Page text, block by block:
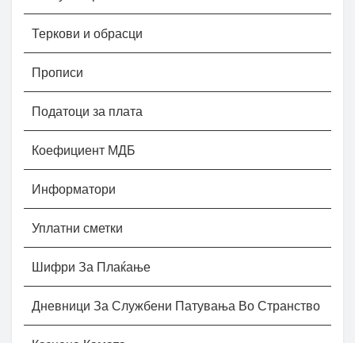
Теркови и обрасци
Прописи
Податоци за плата
Коефициент МДБ
Информатори
Уплатни сметки
Шифри За Плаќање
Дневници За Службени Патувања Во Странство